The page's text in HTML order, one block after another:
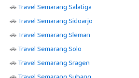
🚗Travel Semarang Salatiga
🚗Travel Semarang Sidoarjo
🚗Travel Semarang Sleman
🚗Travel Semarang Solo
🚗Travel Semarang Sragen